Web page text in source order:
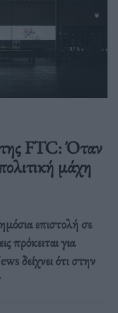
FTC: Όταν
μάχη
επιστολή σε
πρόκειται για
δείχνει ότι στην